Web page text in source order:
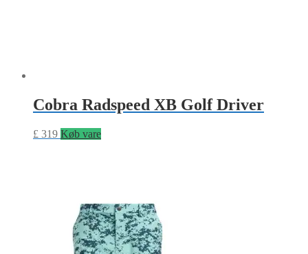
Cobra Radspeed XB Golf Driver
£ 319 Køb vare